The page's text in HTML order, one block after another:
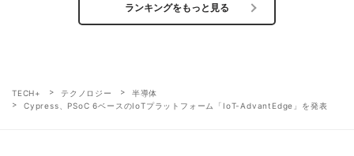
ランキングをもっと見る
TECH+ テクノロジー
半導体
Cypress、PSoC 6ベースのIoTプラットフォーム「IoT-AdvantEdge」を発表